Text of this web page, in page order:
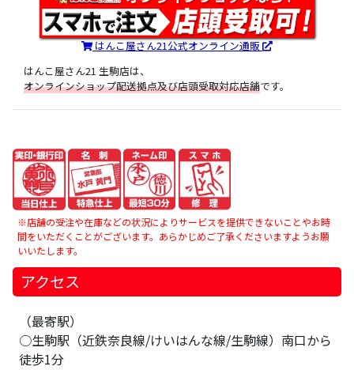
はんこ屋さん21公式オンライン通販
はんこ屋さん21 生駒店は、
オンラインショップ配送拠点及び店頭受取対応店舗です。
※店舗の受注や在庫などの状況によりサービスを提供できないことやお時
間をいただくことがございます。あらかじめご了承くださいますようお願
いいたします。
アクセス
（最寄駅）
○生駒駅（近鉄奈良線/けいはんな線/生駒線）南口から
徒歩1分